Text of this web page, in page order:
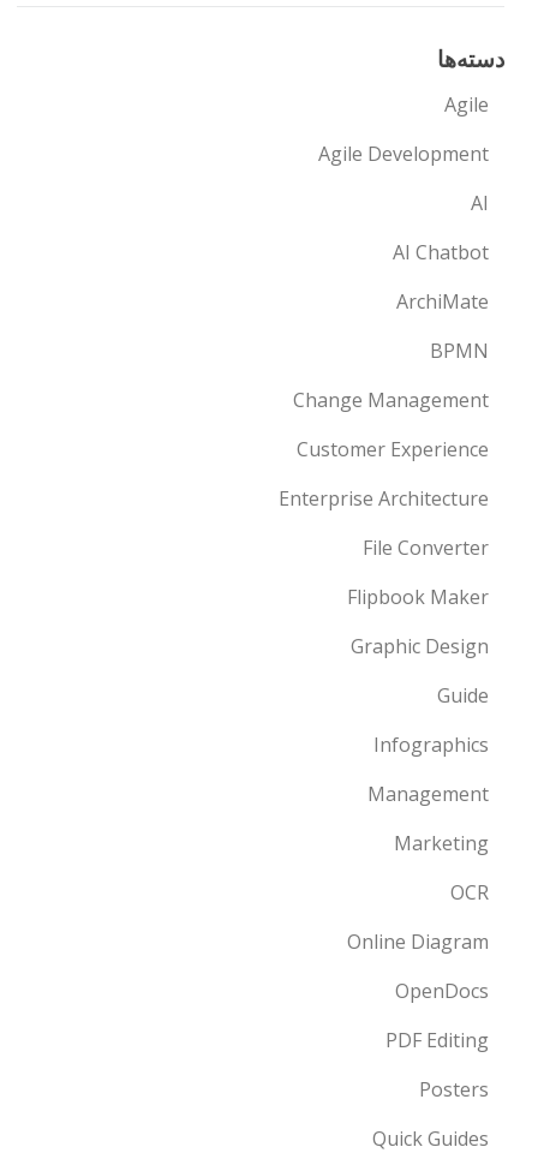
دسته‌ها
Agile
Agile Development
AI
AI Chatbot
ArchiMate
BPMN
Change Management
Customer Experience
Enterprise Architecture
File Converter
Flipbook Maker
Graphic Design
Guide
Infographics
Management
Marketing
OCR
Online Diagram
OpenDocs
PDF Editing
Posters
Quick Guides